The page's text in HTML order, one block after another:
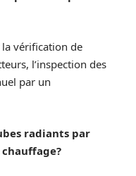
vérification de
l’inspection des
par un
radiants par